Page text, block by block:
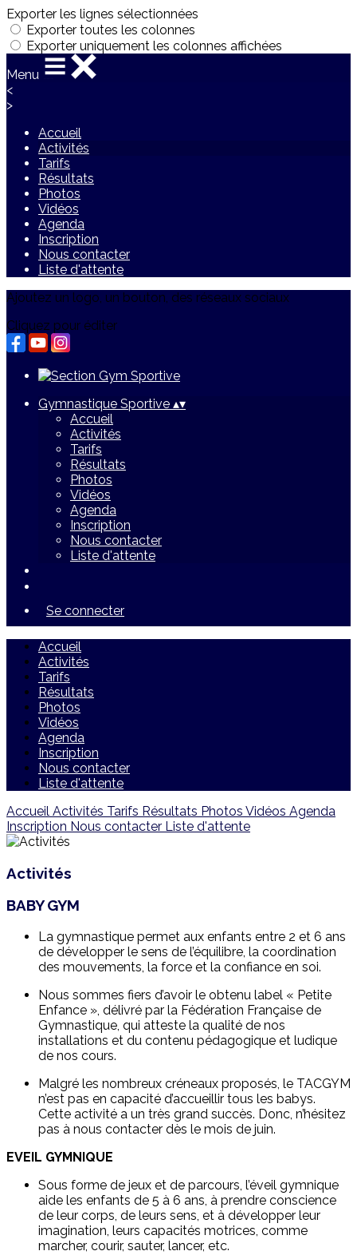
Exporter les lignes sélectionnées
Exporter toutes les colonnes
Exporter uniquement les colonnes affichées
Menu
<
>
Accueil
Activités
Tarifs
Résultats
Photos
Vidéos
Agenda
Inscription
Nous contacter
Liste d'attente
Ajoutez un logo, un bouton, des réseaux sociaux
Cliquez pour éditer
Gymnastique Sportive ▴▾
Accueil
Activités
Tarifs
Résultats
Photos
Vidéos
Agenda
Inscription
Nous contacter
Liste d'attente
Se connecter
Accueil
Activités
Tarifs
Résultats
Photos
Vidéos
Agenda
Inscription
Nous contacter
Liste d'attente
Accueil Activités Tarifs Résultats Photos Vidéos Agenda
Inscription Nous contacter Liste d'attente
Activités
BABY GYM
La gymnastique permet aux enfants entre 2 et 6 ans
de développer le sens de l’équilibre, la coordination
des mouvements, la force et la confiance en soi.
Nous sommes fiers d’avoir le obtenu label « Petite
Enfance », délivré par la Fédération Française de
Gymnastique, qui atteste la qualité de nos
installations et du contenu pédagogique et ludique
de nos cours.
Malgré les nombreux créneaux proposés, le TACGYM
n’est pas en capacité d’accueillir tous les babys.
Cette activité a un très grand succès. Donc, n’hésitez
pas à nous contacter dès le mois de juin.
EVEIL GYMNIQUE
Sous forme de jeux et de parcours, l’éveil gymnique
aide les enfants de 5 à 6 ans, à prendre conscience
de leur corps, de leurs sens, et à développer leur
imagination, leurs capacités motrices, comme
marcher, courir, sauter, lancer, etc.